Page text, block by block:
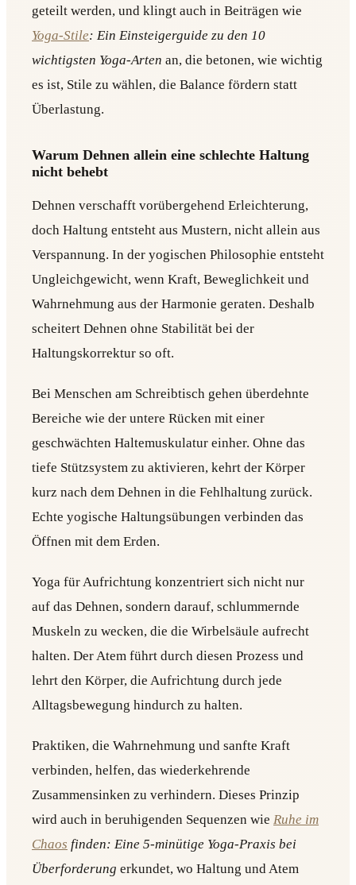
geteilt werden, und klingt auch in Beiträgen wie
Yoga-Stile: Ein Einsteigerguide zu den 10
wichtigsten Yoga-Arten an, die betonen, wie wichtig
es ist, Stile zu wählen, die Balance fördern statt
Überlastung.
Warum Dehnen allein eine schlechte Haltung
nicht behebt
Dehnen verschafft vorübergehend Erleichterung,
doch Haltung entsteht aus Mustern, nicht allein aus
Verspannung. In der yogischen Philosophie entsteht
Ungleichgewicht, wenn Kraft, Beweglichkeit und
Wahrnehmung aus der Harmonie geraten. Deshalb
scheitert Dehnen ohne Stabilität bei der
Haltungskorrektur so oft.
Bei Menschen am Schreibtisch gehen überdehnte
Bereiche wie der untere Rücken mit einer
geschwächten Haltemuskulatur einher. Ohne das
tiefe Stützsystem zu aktivieren, kehrt der Körper
kurz nach dem Dehnen in die Fehlhaltung zurück.
Echte yogische Haltungsübungen verbinden das
Öffnen mit dem Erden.
Yoga für Aufrichtung konzentriert sich nicht nur
auf das Dehnen, sondern darauf, schlummernde
Muskeln zu wecken, die die Wirbelsäule aufrecht
halten. Der Atem führt durch diesen Prozess und
lehrt den Körper, die Aufrichtung durch jede
Alltagsbewegung hindurch zu halten.
Praktiken, die Wahrnehmung und sanfte Kraft
verbinden, helfen, das wiederkehrende
Zusammensinken zu verhindern. Dieses Prinzip
wird auch in beruhigenden Sequenzen wie Ruhe im
Chaos finden: Eine 5-minütige Yoga-Praxis bei
Überforderung erkundet, wo Haltung und Atem